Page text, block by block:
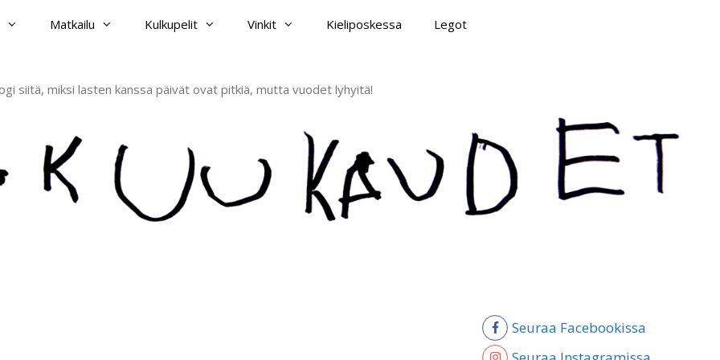
Matkailu Kulkupelit Vinkit Kieliposkessa Legot
siitä, miksi lasten kanssa päivät ovat pitkiä, mutta vuodet lyhyitä!
Seuraa Facebookissa